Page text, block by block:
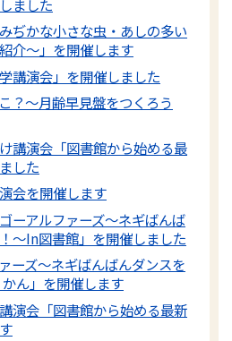
ました
ぢかな小さな虫・あしの多い
介～」を開催します
講演会」を開催しました
？～月齢早見盤をつくろう
講演会「図書館から始める最
した
会を開催します
ーアルファーズ～ネギばんば
～In図書館」を開催しました
ーズ～ネギばんばんダンスを
ん」を開催します
演会「図書館から始める最新